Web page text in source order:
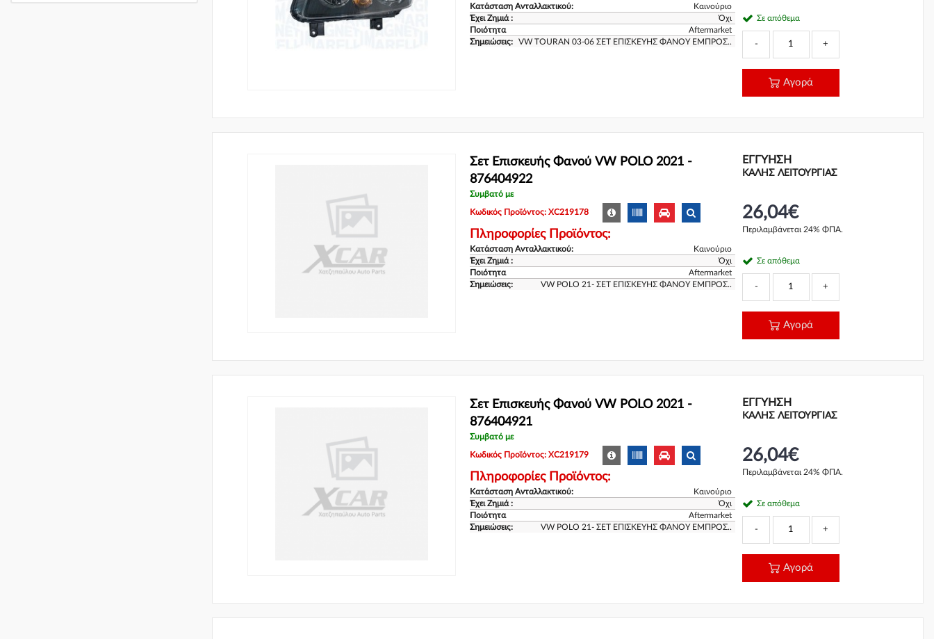
Κατάσταση Ανταλλακτικού:
Καινούριο
Έχει Ζημιά :
Όχι
Ποιότητα
Aftermarket
Σημειώσεις:
VW TOURAN 03-06 ΣΕΤ ΕΠΙΣΚΕΥΗΣ ΦΑΝΟΥ ΕΜΠΡΟΣ..
Σε απόθεμα
- +
Αγορά
Σετ Επισκευής Φανού VW POLO 2021 -
876404922
Συμβατό με
Κωδικός Προϊόντος: XC219178
Πληροφορίες Προϊόντος:
Κατάσταση Ανταλλακτικού:
Καινούριο
Έχει Ζημιά :
Όχι
Ποιότητα
Aftermarket
Σημειώσεις:
VW POLO 21- ΣΕΤ ΕΠΙΣΚΕΥΗΣ ΦΑΝΟΥ ΕΜΠΡΟΣ..
ΕΓΓΎΗΣΗ
ΚΑΛΗΣ ΛΕΙΤΟΥΡΓΙΑΣ
26,04€
Περιλαμβάνεται 24% ΦΠΑ.
Σε απόθεμα
- +
Αγορά
Σετ Επισκευής Φανού VW POLO 2021 -
876404921
Συμβατό με
Κωδικός Προϊόντος: XC219179
Πληροφορίες Προϊόντος:
Κατάσταση Ανταλλακτικού:
Καινούριο
Έχει Ζημιά :
Όχι
Ποιότητα
Aftermarket
Σημειώσεις:
VW POLO 21- ΣΕΤ ΕΠΙΣΚΕΥΗΣ ΦΑΝΟΥ ΕΜΠΡΟΣ..
ΕΓΓΎΗΣΗ
ΚΑΛΗΣ ΛΕΙΤΟΥΡΓΙΑΣ
26,04€
Περιλαμβάνεται 24% ΦΠΑ.
Σε απόθεμα
- +
Αγορά